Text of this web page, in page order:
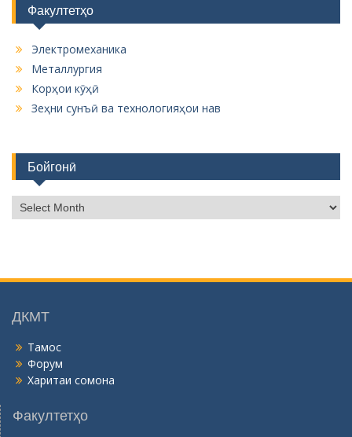
Факултетҳо
Электромеханика
Металлургия
Корҳои кӯҳӣ
Зеҳни сунъӣ ва технологияҳои нав
Бойгонӣ
о
н
ДКМТ
Тамос
Форум
Харитаи сомона
Факултетҳо